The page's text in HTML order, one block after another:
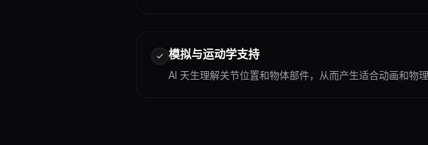
模拟与运动学支持
AI 天生理解关节位置和物体部件，从而产生适合动画和物理